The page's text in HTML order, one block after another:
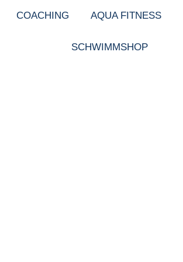
COACHING AQUA FITNESS
SCHWIMMSHOP